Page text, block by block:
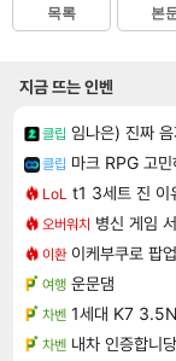
목록 본
지금 뜨는 인벤
클립 임나은) 진짜
클립 마크 RPG 고
LoL t1 3세트 진 이
오버워치 병신 게임
이환 이케부쿠로 팝
여행 운문댐
차벤 1세대 K7 3.5NA인
차벤 내차 인증합니